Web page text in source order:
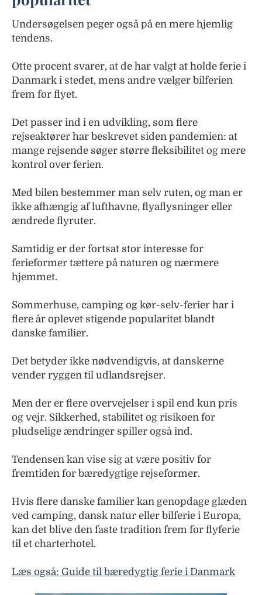
Undersøgelsen peger også på en mere hjemlig
tendens.
Otte procent svarer, at de har valgt at holde ferie i
Danmark i stedet, mens andre vælger bilferien
frem for flyet.
Det passer ind i en udvikling, som flere
rejseaktører har beskrevet siden pandemien: at
mange rejsende søger større fleksibilitet og mere
kontrol over ferien.
Med bilen bestemmer man selv ruten, og man er
ikke afhængig af lufthavne, flyaflysninger eller
ændrede flyruter.
Samtidig er der fortsat stor interesse for
ferieformer tættere på naturen og nærmere
hjemmet.
Sommerhuse, camping og kør-selv-ferier har i
flere år oplevet stigende popularitet blandt
danske familier.
Det betyder ikke nødvendigvis, at danskerne
vender ryggen til udlandsrejser.
Men der er flere overvejelser i spil end kun pris
og vejr. Sikkerhed, stabilitet og risikoen for
pludselige ændringer spiller også ind.
Tendensen kan vise sig at være positiv for
fremtiden for bæredygtige rejseformer.
Hvis flere danske familier kan genopdage glæden
ved camping, dansk natur eller bilferie i Europa,
kan det blive den faste tradition frem for flyferie
til et charterhotel.
Læs også: Guide til bæredygtig ferie i Danmark